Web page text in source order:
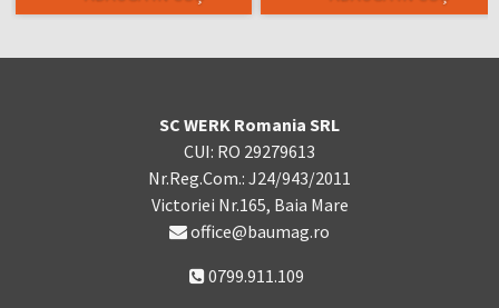
SC WERK Romania SRL
CUI: RO 29279613
Nr.Reg.Com.: J24/943/2011
Victoriei Nr.165, Baia Mare
office@baumag.ro
0799.911.109